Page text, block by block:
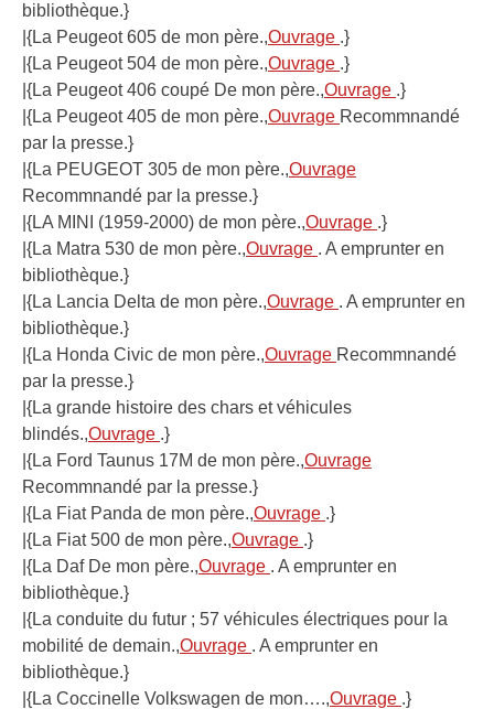
bibliothèque.}
|{La Peugeot 605 de mon père.,Ouvrage .}
|{La Peugeot 504 de mon père.,Ouvrage .}
|{La Peugeot 406 coupé De mon père.,Ouvrage .}
|{La Peugeot 405 de mon père.,Ouvrage Recommnandé
par la presse.}
|{La PEUGEOT 305 de mon père.,Ouvrage
Recommnandé par la presse.}
|{LA MINI (1959-2000) de mon père.,Ouvrage .}
|{La Matra 530 de mon père.,Ouvrage . A emprunter en
bibliothèque.}
|{La Lancia Delta de mon père.,Ouvrage . A emprunter en
bibliothèque.}
|{La Honda Civic de mon père.,Ouvrage Recommnandé
par la presse.}
|{La grande histoire des chars et véhicules
blindés.,Ouvrage .}
|{La Ford Taunus 17M de mon père.,Ouvrage
Recommnandé par la presse.}
|{La Fiat Panda de mon père.,Ouvrage .}
|{La Fiat 500 de mon père.,Ouvrage .}
|{La Daf De mon père.,Ouvrage . A emprunter en
bibliothèque.}
|{La conduite du futur ; 57 véhicules électriques pour la
mobilité de demain.,Ouvrage . A emprunter en
bibliothèque.}
|{La Coccinelle Volkswagen de mon….,Ouvrage .}